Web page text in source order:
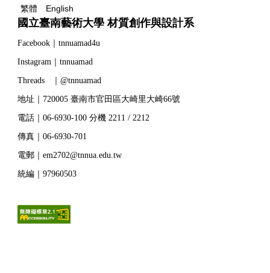
繁體 English
國立臺南藝術大學 材質創作與設計系
Facebook｜tnnuamad4u
Instagram｜tnnuamad
Threads ｜@tnnuamad
地址｜720005 臺南市官田區大崎里大崎66號
電話｜06-6930-100 分機 2211 / 2212
傳真｜06-6930-701
電郵｜em2702@tnnua.edu.tw
統編｜97960503